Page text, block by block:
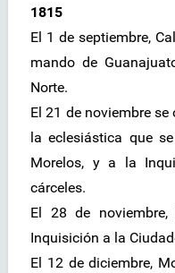
1815
El 1 de septiembre,
mando de
Norte.
El 21 de noviembre
la eclesiástica que
Morelos, y a la
cárceles.
El 28 de
Inquisición a la
El 12 de diciembre,